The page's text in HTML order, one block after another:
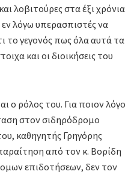
λοβιτούρες στα έξι χρόνια
λόγω υπερασπιστές να
το γεγονός πως όλα αυτά τα
και οι διοικήσεις του
ο ρόλος του. Για ποιον λόγο
στον σιδηρόδρομο
καθηγητής Γρηγόρης
από τον κ. Βορίδη
επιδοτήσεων, δεν τον